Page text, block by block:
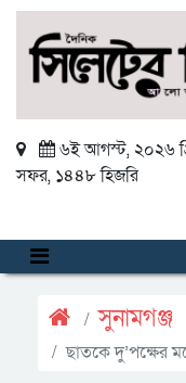
৬ই আগস্ট, ২০২৬
সফর, ১৪৪৮ হিজরি
সুনামগঞ্জ
ছাতকে দু’পক্ষের